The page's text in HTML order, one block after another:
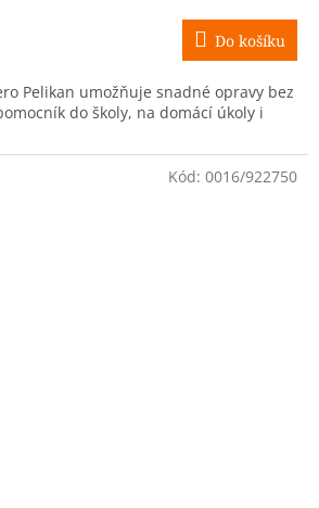
Do košíku
Pelikan umožňuje snadné opravy bez
do školy, na domácí úkoly i
Kód: 0016/922750